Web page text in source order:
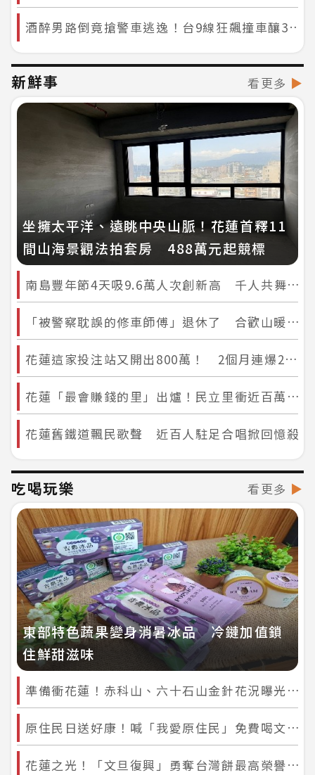
酒醉男路倒竟搶警車逃逸！台9線狂飆撞車釀3傷 警分局認了：深切檢討
新鮮事 看更多 ▶
坐擁太平洋、遠眺中央山脈！花蓮首釋11
間山海景觀法拍套房 488萬元起競標
南島豐年節4天吸9.6萬人次創新高 千人共舞畫句點
「被警察耽誤的修車師傅」退休了 合歡山暖警賴彼得40年守護山路
花蓮這家投注站又開出800萬！ 2個月連爆2次今彩539頭獎 彩迷搶沾財神喜氣
花蓮「最會賺錢的里」出爐！民立里衝近百萬奪冠 內行改看「這數據」：這裡才是真高薪
花蓮舊鐵道飄民歌聲 近百人駐足合唱掀回憶殺
吃喝玩樂 看更多 ▶
東部特色蔬果變身消暑冰品 冷鏈加值鎖
住鮮甜滋味
準備衝花蓮！赤科山、六十石山金針花況曝光 賞花前先看這件事
原住民日送好康！喊「我愛原住民」免費喝文旦冰沙 拍照打卡再送麻糬
花蓮之光！「文旦復興」勇奪台灣餅最高榮譽 「洄瀾薯道」雙雙獲獎稱霸東台灣